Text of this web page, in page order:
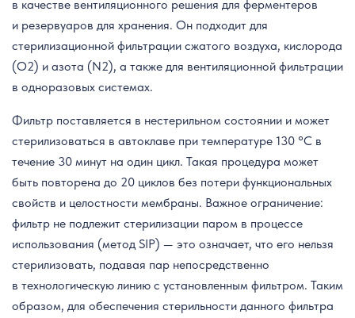
в качестве вентиляционного решения для ферментеров
и резервуаров для хранения. Он подходит для
стерилизационной фильтрации сжатого воздуха, кислорода
(O2) и азота (N2), а также для вентиляционной фильтрации
в одноразовых системах.
Фильтр поставляется в нестерильном состоянии и может
стерилизоваться в автоклаве при температуре 130 °C в
течение 30 минут на один цикл. Такая процедура может
быть повторена до 20 циклов без потери функциональных
свойств и целостности мембраны. Важное ограничение:
фильтр не подлежит стерилизации паром в процессе
использования (метод SIP) — это означает, что его нельзя
стерилизовать, подавая пар непосредственно
в технологическую линию с установленным фильтром. Таким
образом, для обеспечения стерильности данного фильтра